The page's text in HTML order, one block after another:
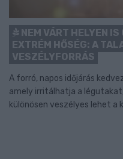
NEM VÁRT HELYEN
EXTRÉM HŐSÉG: A
VESZÉLYFORRÁS
A forró, napos időjárás
amely irritálhatja a
különösen veszélyes lehet a